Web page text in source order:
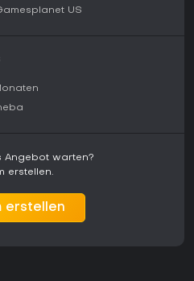
US
Angebot warten?
erstellen.
erstellen